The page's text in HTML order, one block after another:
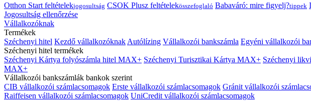
Otthon Start feltételekjogosultság CSOK Plusz feltételekösszefoglaló Babaváró: mire figyelj?tippek
Jogosultság ellenőrzése
Vállalkozóknak
Termékek
Széchenyi hitel Kezdő vállalkozóknak Autólízing Vállalkozói bankszámla Egyéni vállalkozói
Széchenyi hitel termékek
Széchenyi Kártya folyószámla hitel MAX+ Széchenyi Turisztikai Kártya MAX+ Széchenyi
MAX+
Vállalkozói bankszámlák bankok szerint
CIB vállalkozói számlacsomagok Erste vállalkozói számlacsomagok Gránit vállalkozói
Raiffeisen vállalkozói számlacsomagok UniCredit vállalkozói számlacsomagok